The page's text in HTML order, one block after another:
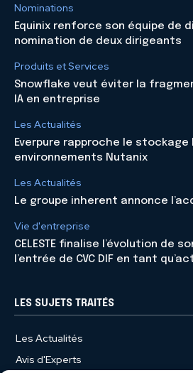
Nominations
Equinix renforce son équipe de
nomination de deux dirigeants
Produits et Services
Snowflake veut éviter la
IA en entreprise
Les Actualités
Everpure rapproche le stockage
environnements Nutanix
Les Actualités
Le groupe inherent annonce
Vie d'entreprise
CELESTE finalise l’évolution de
l’entrée de CVC DIF en tant
LES SUJETS TRAITÉS
Les Actualités
Avis d'Experts